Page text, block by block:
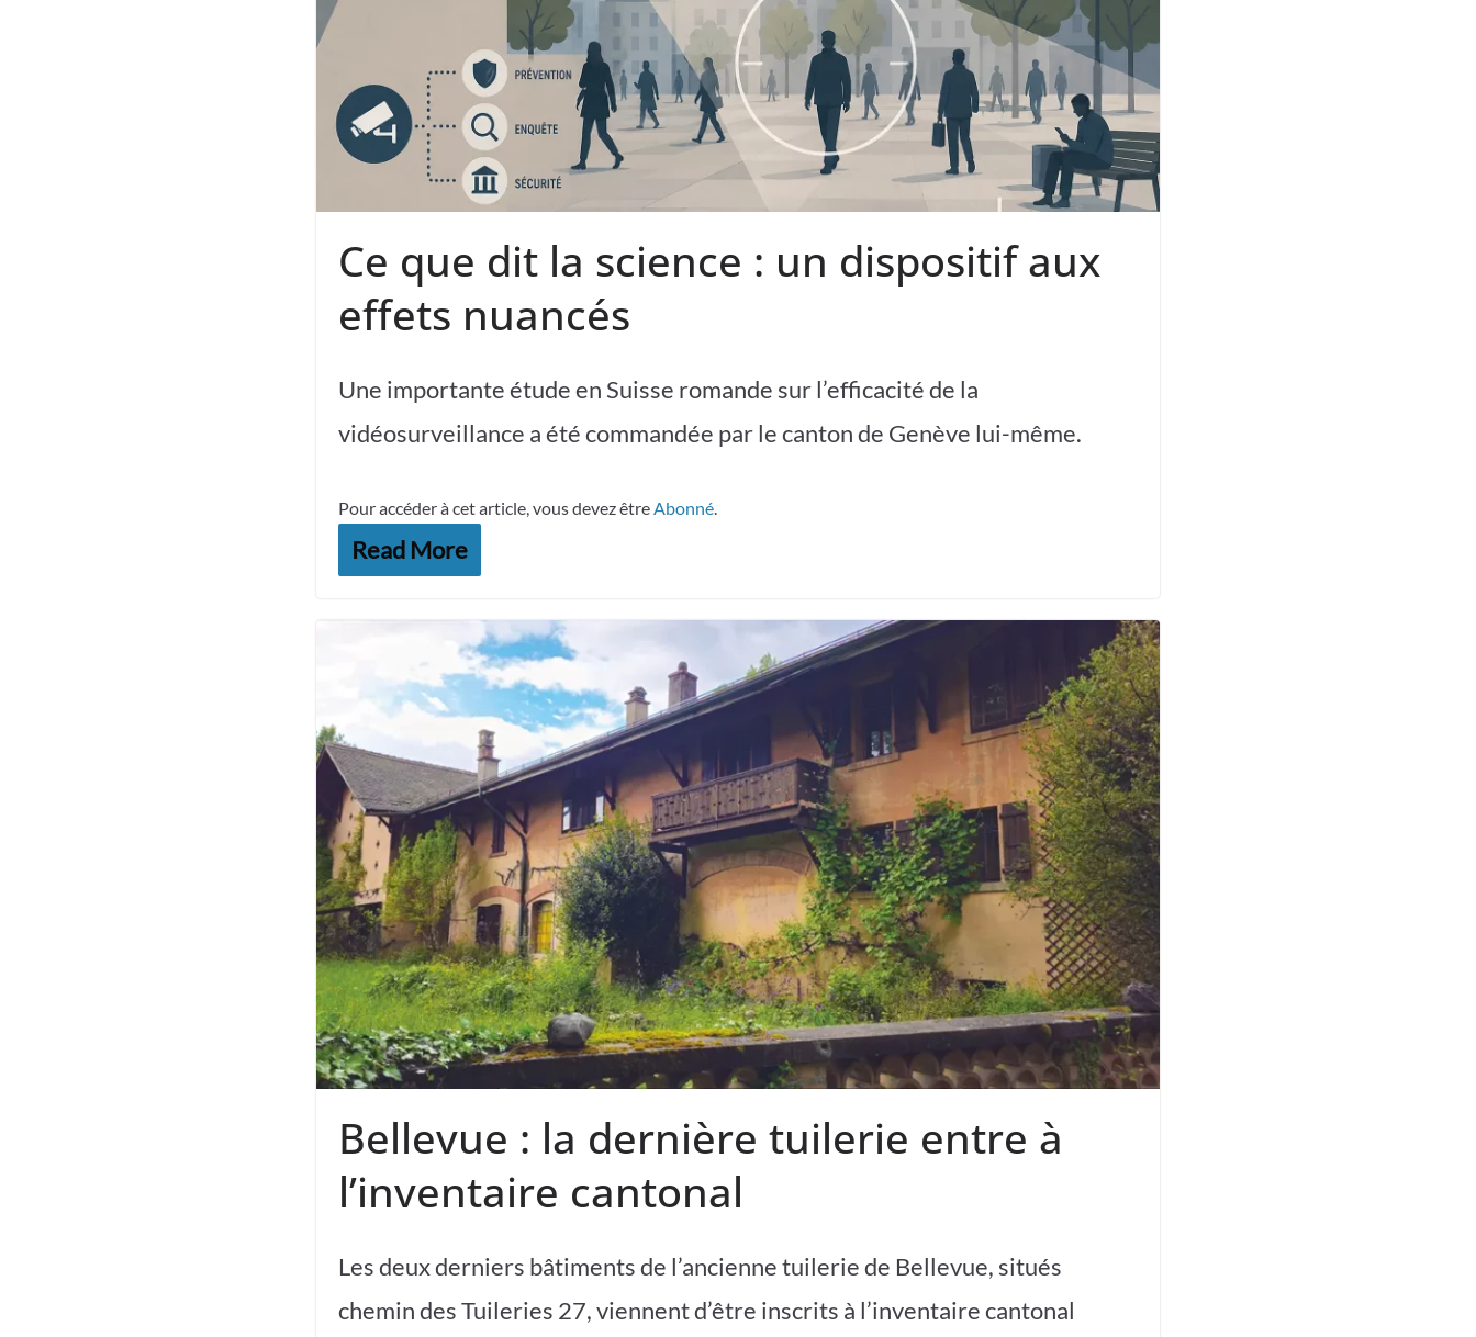
Ce que dit la science : un dispositif aux
effets nuancés
Une importante étude en Suisse romande sur l’efficacité de la
vidéosurveillance a été commandée par le canton de Genève lui-même.
Pour accéder à cet article, vous devez être Abonné
Read More
Bellevue : la dernière tuilerie entre à
l’inventaire cantonal
Les deux derniers bâtiments de l’ancienne tuilerie de Bellevue, situés
chemin des Tuileries 27, viennent d’être inscrits à l’inventaire cantonal